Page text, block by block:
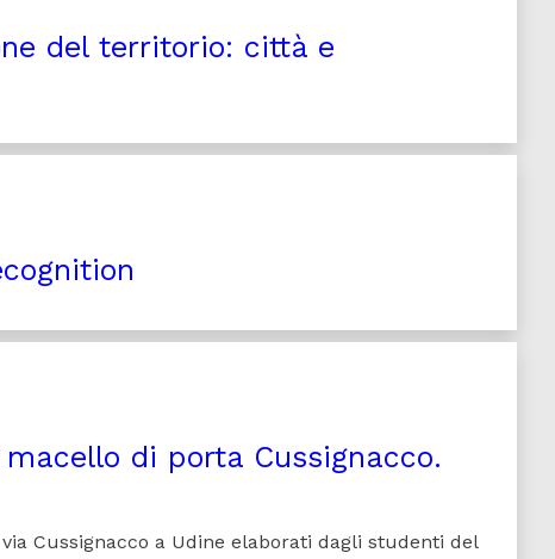
del territorio: città e
di porta Cussignacco.
Cussignacco a Udine elaborati dagli studenti del